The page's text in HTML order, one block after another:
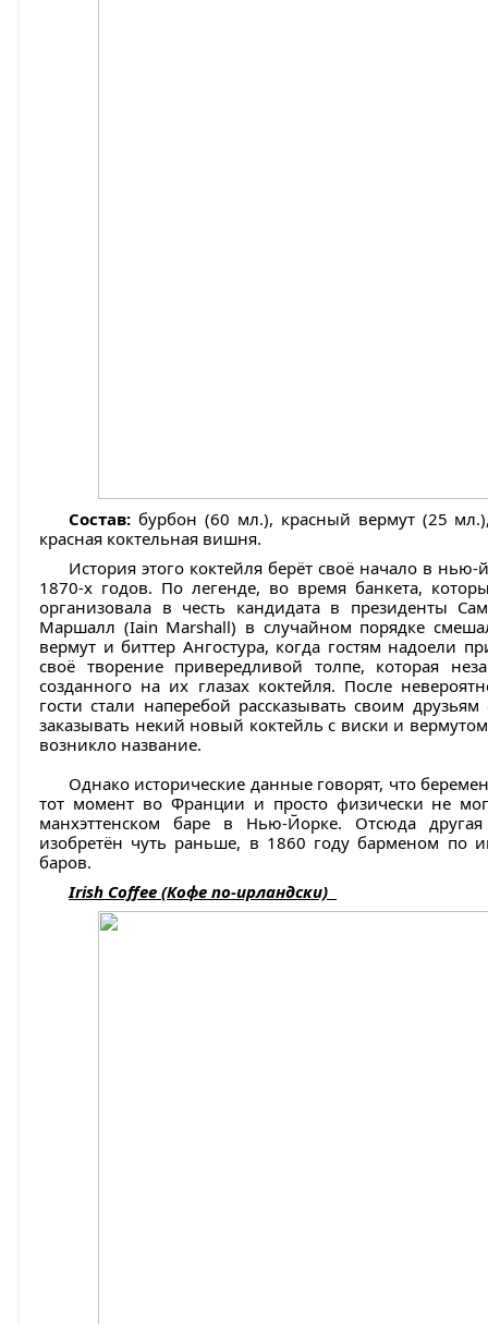
Состав: бурбон (60 мл.), красный вермут (25
красная коктельная вишня.
История этого коктейля берёт своё начало в
1870-х годов. По легенде, во время банкета,
организовала в честь кандидата в президенты
Маршалл (Iain Marshall) в случайном порядке
вермут и биттер Ангостура, когда гостям надоели
своё творение привередливой толпе, которая
созданного на их глазах коктейля. После
гости стали наперебой рассказывать своим
заказывать некий новый коктейль с виски и
возникло название.
Однако исторические данные говорят, что
тот момент во Франции и просто физически не
манхэттенском баре в Нью-Йорке. Отсюда
изобретён чуть раньше, в 1860 году барменом по
баров.
Irish Coffee (Кофе по-ирландски)